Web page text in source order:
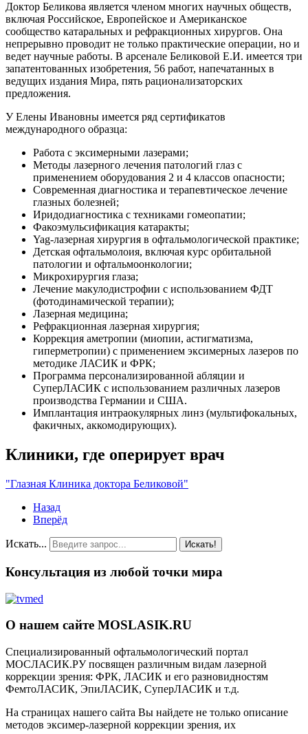
Доктор Беликова является членом многих научных обществ,
включая Российское, Европейское и Американское
сообщество катаральных и рефракционных хирургов. Она
непрерывно проводит не только практические операции, но и
ведет научные работы. В арсенале Беликовой Е.И. имеется три
запатентованных изобретения, 56 работ, напечатанных в
ведущих издания Мира, пять рационализаторских
предложения.
У Елены Ивановны имеется ряд сертификатов
международного образца:
Работа с эксимерными лазерами;
Методы лазерного лечения патологий глаз с
применением оборудования 2 и 4 классов опасности;
Современная диагностика и терапевтическое лечение
глазных болезней;
Иридодиагностика с техниками гомеопатии;
Факоэмульсификация катаракты;
Yag-лазерная хирургия в офтальмологической практике;
Детская офтальмолоия, включая курс орбитальной
патологии и офтальмоонкологии;
Микрохирургия глаза;
Лечение макулодистрофии с использованием ФДТ
(фотодинамической терапии);
Лазерная медицина;
Рефракционная лазерная хирургия;
Коррекция аметропии (миопии, астигматизма,
гиперметропии) с применением эксимерных лазеров по
методике ЛАСИК и ФРК;
Программа персонализированной абляции и
СуперЛАСИК с использованием различных лазеров
производства Германии и США.
Имплантация интраокулярных линз (мультифокальных,
факичных, аккомодирующих).
Клиники, где оперирует врач
"Глазная Клиника доктора Беликовой"
Назад
Вперёд
Искать... Искать!
Консультация из любой точки мира
О нашем сайте MOSLASIK.RU
Специализированный офтальмологический портал
МОСЛАСИК.РУ посвящен различным видам лазерной
коррекции зрения: ФРК, ЛАСИК и его разновидностям
ФемтоЛАСИК, ЭпиЛАСИК, СуперЛАСИК и т.д.
На страницах нашего сайта Вы найдете не только описание
методов эксимер-лазерной коррекции зрения, их